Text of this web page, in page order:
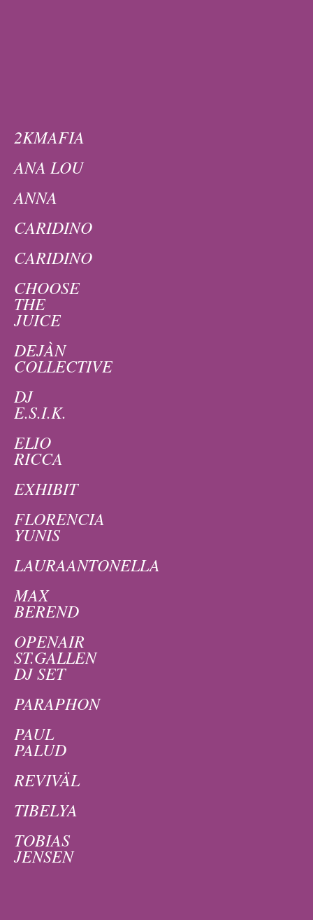
2KMAFIA
ANA LOU
ANNA
CARIDINO
CARIDINO
CHOOSE
THE
JUICE
DEJÀN
COLLECTIVE
DJ
E.S.I.K.
ELIO
RICCA
EXHIBIT
FLORENCIA
YUNIS
LAURAANTONELLA
MAX
BEREND
OPENAIR
ST.GALLEN
DJ SET
PARAPHON
PAUL
PALUD
REVIVÄL
TIBELYA
TOBIAS
JENSEN